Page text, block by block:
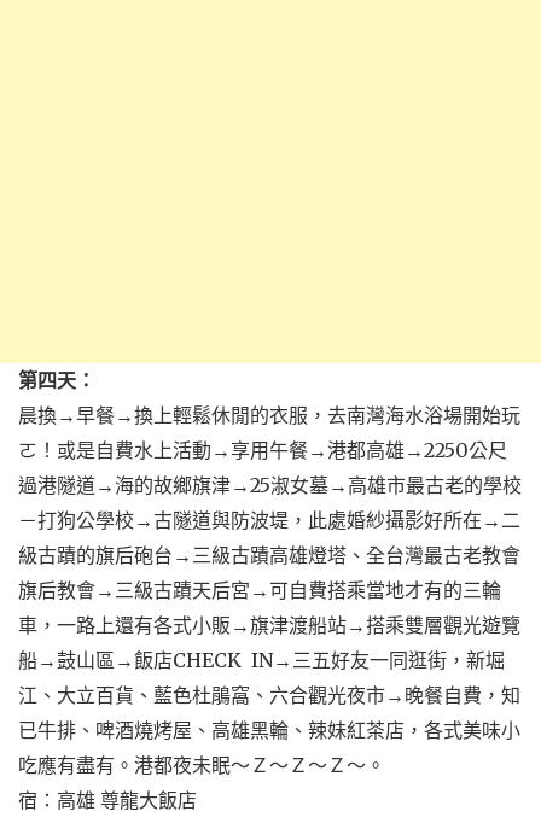
第四天：
晨換→早餐→換上輕鬆休閒的衣服，去南灣海水浴場開始玩
ㄛ！或是自費水上活動→享用午餐→港都高雄→2250公尺
過港隧道→海的故鄉旗津→25淑女墓→高雄市最古老的學校
－打狗公學校→古隧道與防波堤，此處婚紗攝影好所在→二
級古蹟的旗后砲台→三級古蹟高雄燈塔、全台灣最古老教會
旗后教會→三級古蹟天后宮→可自費搭乘當地才有的三輪
車，一路上還有各式小販→旗津渡船站→搭乘雙層觀光遊覽
船→鼓山區→飯店CHECK IN→三五好友一同逛街，新堀
江、大立百貨、藍色杜鵑窩、六合觀光夜市→晚餐自費，知
已牛排、啤酒燒烤屋、高雄黑輪、辣妹紅茶店，各式美味小
吃應有盡有。港都夜未眠～Ｚ～Ｚ～Ｚ～。
宿：高雄 尊龍大飯店